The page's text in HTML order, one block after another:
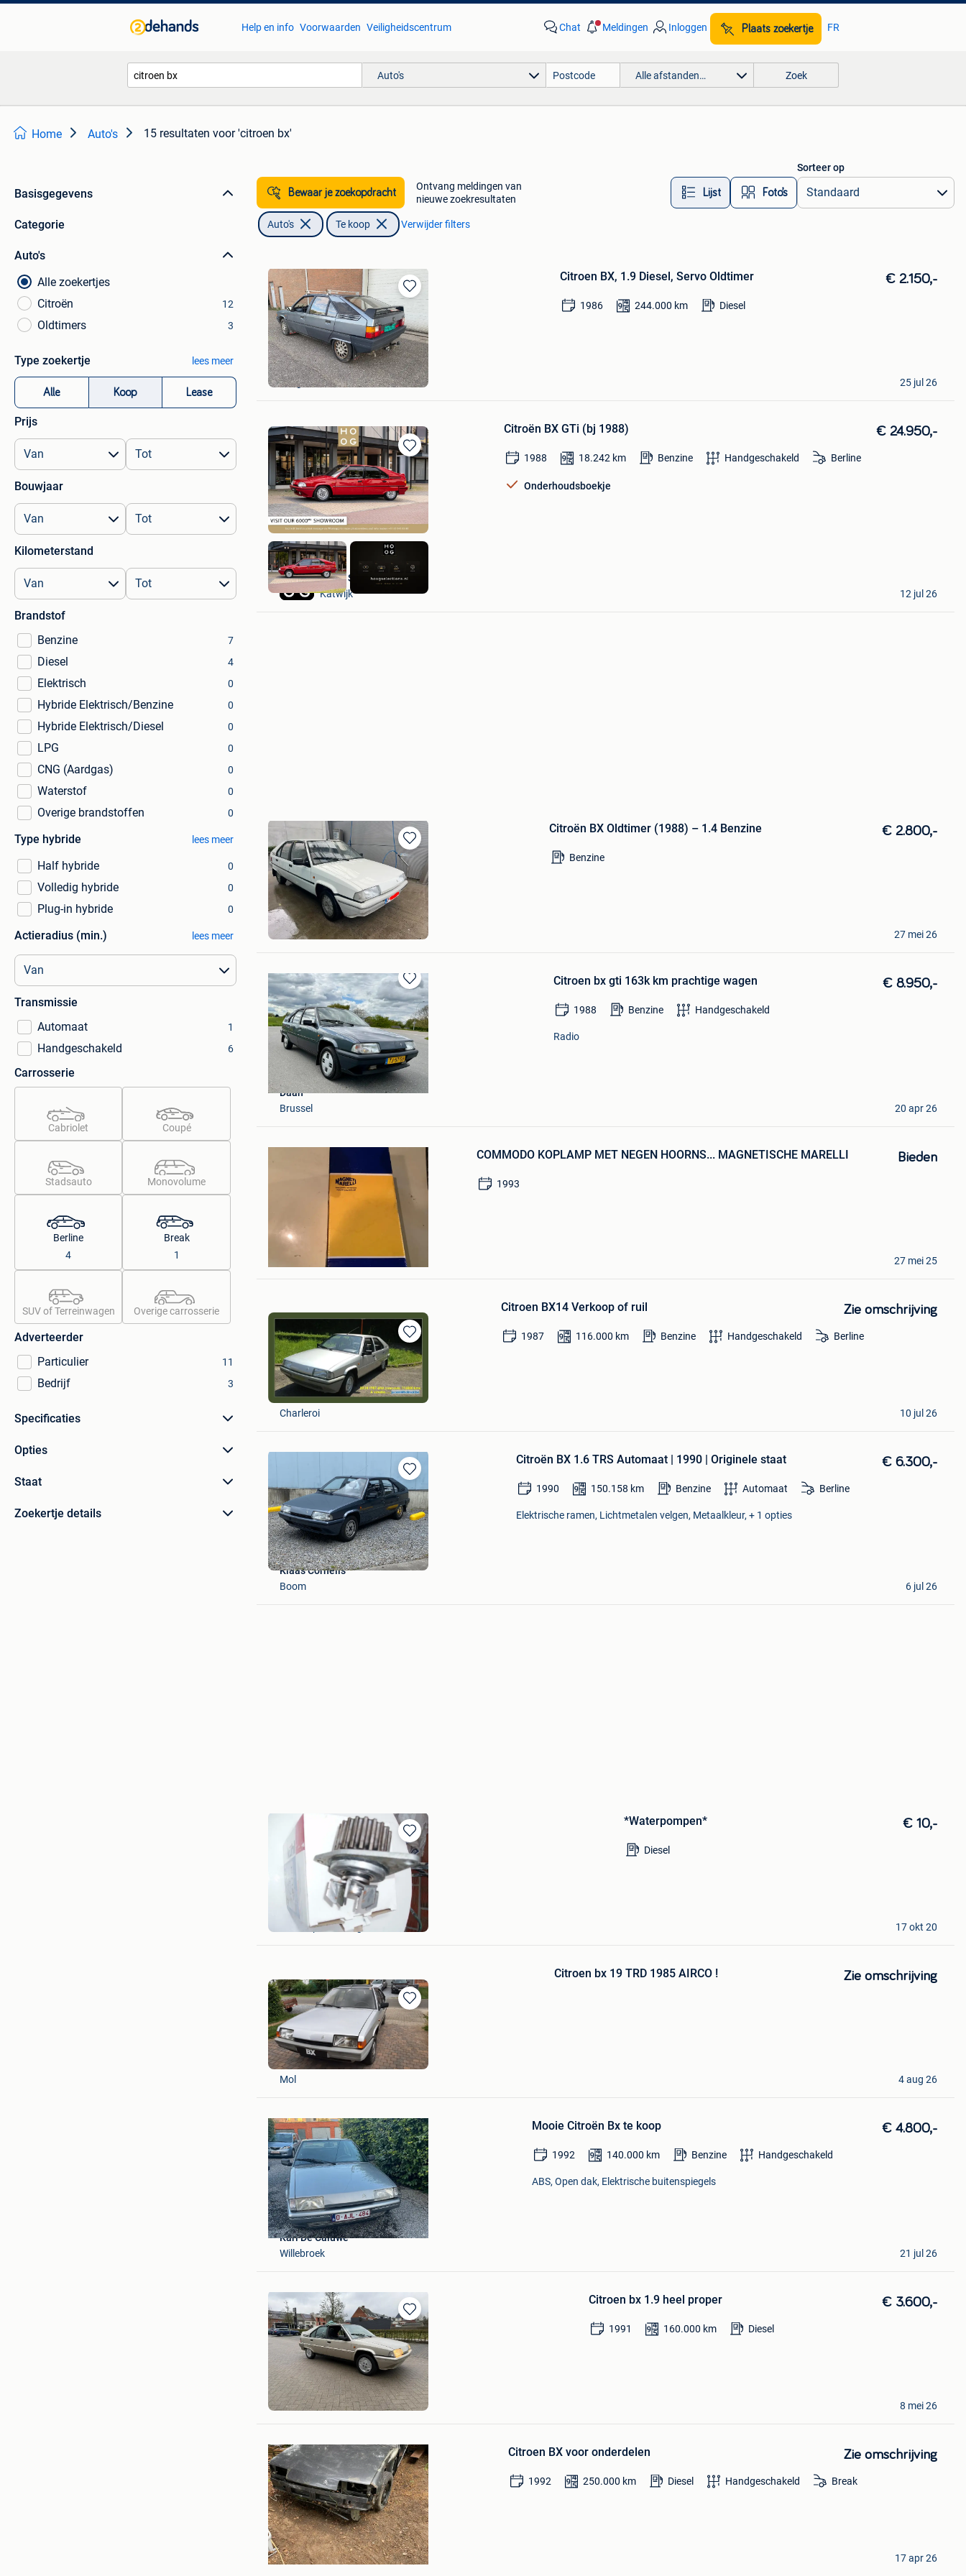
Help en info Voorwaarden Veiligheidscentrum Chat Meldingen Inloggen Plaats zoekertje FR
Auto's Alle afstanden… Zoek
Home Auto's 15 resultaten voor 'citroen bx'
Basisgegevens
Categorie
Auto's
Alle zoekertjes
Citroën
12
Oldtimers 3
Type zoekertje lees meer
Alle Koop Lease
Prijs
Bouwjaar
Kilometerstand
Brandstof
Benzine
7
Diesel 4
Elektrisch 0
Hybride Elektrisch/Benzine 0
Hybride Elektrisch/Diesel 0
LPG 0
CNG (Aardgas) 0
Waterstof 0
Overige brandstoffen 0
Type hybride lees meer
Half hybride 0
Volledig hybride 0
Plug-in hybride 0
Actieradius (min.) lees meer
Transmissie
Automaat
1
Handgeschakeld 6
Carrosserie
Cabriolet Coupé
Stadsauto Monovolume
Berline
4
Break
1
SUV of Terreinwagen Overige carrosserie
Adverteerder
Particulier
11
Bedrijf 3
Specificaties
Opties
Staat
Zoekertje details
Bewaar je zoekopdracht
Ontvang meldingen van
nieuwe zoekresultaten
Lijst Foto’s
Sorteer op
Auto's Te koop Verwijder filters
Bewaren
in
Mijn
Favorieten
Citroen BX, 1.9 Diesel, Servo Oldtimer € 2.150,-
1986 244.000 km Diesel
Almeria-auto.nl
Edegem
25 jul 26
Bewaren
in
Mijn
Favorieten
Citroën BX GTi (bj 1988) € 24.950,-
1988 18.242 km Benzine Handgeschakeld Berline
Onderhoudsboekje
HooG Selections
Katwijk
12 jul 26
Bewaren
in
Mijn
Favorieten
Citroën BX Oldtimer (1988) – 1.4 Benzine € 2.800,-
Benzine
SoetkinD
Roeselare
27 mei 26
Bewaren
in
Mijn
Favorieten
Citroen bx gti 163k km prachtige wagen € 8.950,-
1988 Benzine Handgeschakeld
Radio
Daan
Brussel
20 apr 26
Favorieten
COMMODO KOPLAMP MET NEGEN HOORNS... MAGNETISCHE MARELLI Bieden
1993
daniel
Vorst
27 mei 25
Bewaren
in
Mijn
Favorieten
Citroen BX14 Verkoop of ruil Zie omschrijving
1987 116.000 km Benzine Handgeschakeld Berline
xm
Charleroi
10 jul 26
Bewaren
in
Mijn
Favorieten
Citroën BX 1.6 TRS Automaat | 1990 | Originele staat € 6.300,-
1990 150.158 km Benzine Automaat Berline
Elektrische ramen, Lichtmetalen velgen, Metaalkleur, + 1 opties
Klaas Cornelis
Boom
6 jul 26
Bewaren
in
Mijn
Favorieten
*Waterpompen* € 10,-
Diesel
Fy
Heist-Op-Den-Berg
17 okt 20
Bewaren
in
Mijn
Favorieten
Citroen bx 19 TRD 1985 AIRCO ! Zie omschrijving
Luc
Mol
4 aug 26
Mijn
Favorieten
Mooie Citroën Bx te koop € 4.800,-
1992 140.000 km Benzine Handgeschakeld
ABS, Open dak, Elektrische buitenspiegels
Karl De Caluwe
Willebroek
21 jul 26
Bewaren
in
Mijn
Favorieten
Citroen bx 1.9 heel proper € 3.600,-
1991 160.000 km Diesel
als
Geel
8 mei 26
Mijn
Favorieten
Citroen BX voor onderdelen Zie omschrijving
1992 250.000 km Diesel Handgeschakeld Break
steven
Koersel
17 apr 26